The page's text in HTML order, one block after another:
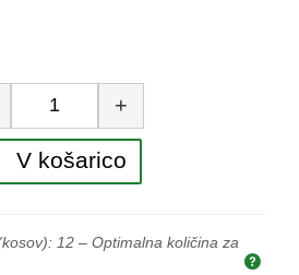
Količina
+
V košarico
12 – Optimalna količina za